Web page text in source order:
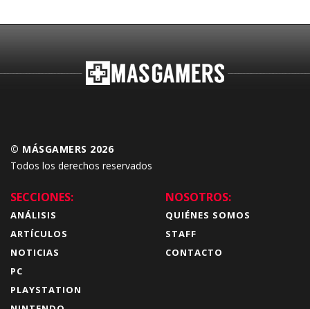
© MÁSGAMERS 2026
Todos los derechos reservados
SECCIONES:
ANÁLISIS
ARTÍCULOS
NOTICIAS
PC
PLAYSTATION
NOSOTROS:
QUIÉNES SOMOS
STAFF
CONTACTO